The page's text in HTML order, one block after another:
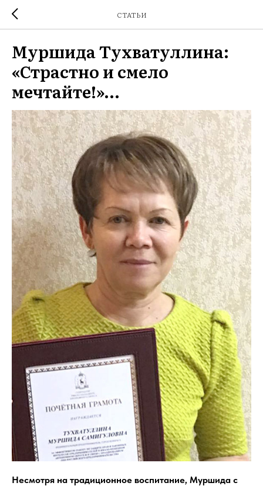
СТАТЬИ
Муршида Тухватуллина:
«Страстно и смело
мечтайте!»…
Несмотря на традиционное воспитание, Муршида с